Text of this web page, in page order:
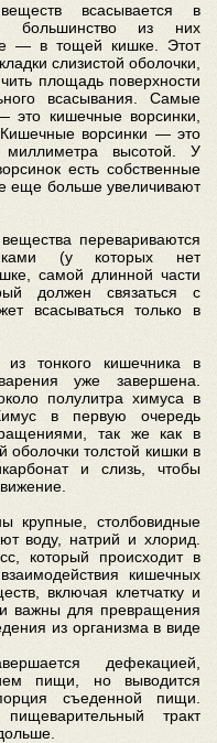
всасывается в
большинство из них
— в тощей кишке. Этот
слизистой оболочки,
площадь поверхности
всасывания. Самые
кишечные ворсинки,
ворсинки — это
миллиметра высотой. У
есть собственные
еще больше увеличивают
перевариваются
(у которых нет
самой длинной части
должен связаться с
всасываться только в
тонкого кишечника в
уже завершена.
полулитра химуса в
в первую очередь
так же как в
оболочки толстой кишки в
и слизь, чтобы
крупные, столбовидные
воду, натрий и хлорид.
который происходит в
кишечных
включая клетчатку и
важны для превращения
из организма в виде
дефекацией,
пищи, но выводится
съеденной пищи.
тракт